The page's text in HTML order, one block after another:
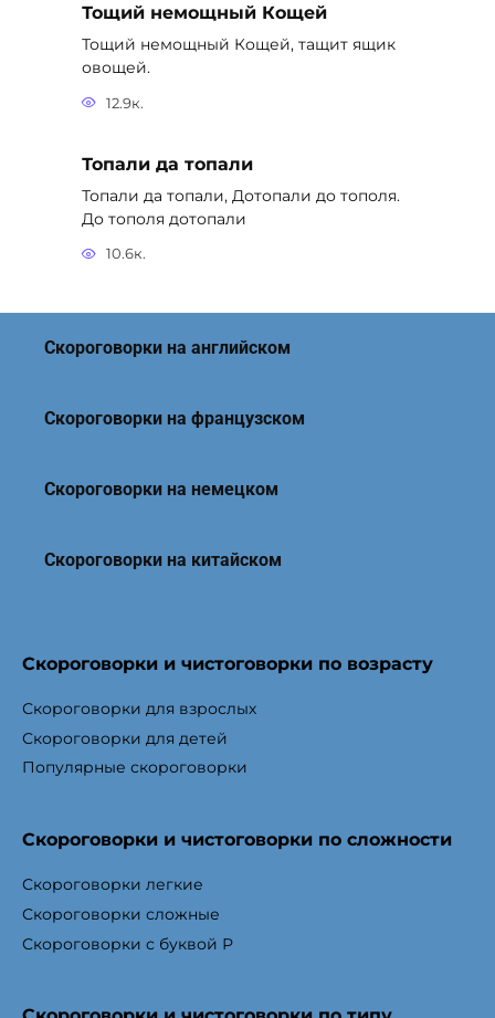
Тощий немощный Кощей
Тощий немощный Кощей, тащит ящик
овощей.
12.9к.
Топали да топали
Топали да топали, Дотопали до тополя.
До тополя дотопали
10.6к.
Скороговорки на английском
Скороговорки на французском
Скороговорки на немецком
Скороговорки на китайском
Скороговорки и чистоговорки по возрасту
Скороговорки для взрослых
Скороговорки для детей
Популярные скороговорки
Скороговорки и чистоговорки по сложности
Скороговорки легкие
Скороговорки сложные
Скороговорки с буквой Р